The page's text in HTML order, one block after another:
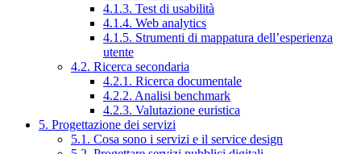
4.1.3. Test di usabilità
4.1.4. Web analytics
4.1.5. Strumenti di mappatura dell’esperienza
utente
4.2. Ricerca secondaria
4.2.1. Ricerca documentale
4.2.2. Analisi benchmark
4.2.3. Valutazione euristica
5. Progettazione dei servizi
5.1. Cosa sono i servizi e il service design